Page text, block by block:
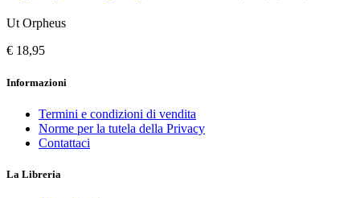
Ut Orpheus
€ 18,95
Informazioni
Termini e condizioni di vendita
Norme per la tutela della Privacy
Contattaci
La Libreria